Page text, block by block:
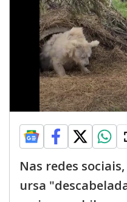
Nas redes
ursa